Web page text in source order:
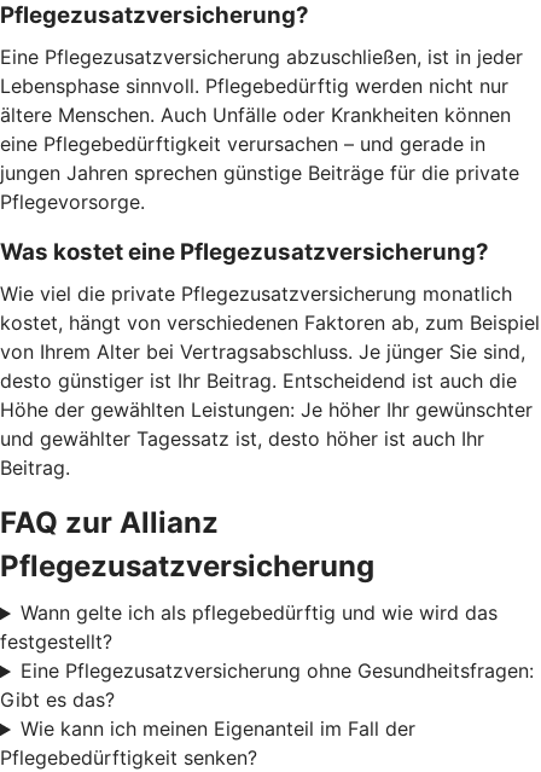
Pflegezusatzversicherung?
Eine Pflegezusatzversicherung abzuschließen, ist in jeder
Lebensphase sinnvoll. Pflegebedürftig werden nicht nur
ältere Menschen. Auch Unfälle oder Krankheiten können
eine Pflegebedürftigkeit verursachen – und gerade in
jungen Jahren sprechen günstige Beiträge für die private
Pflegevorsorge.
Was kostet eine Pflegezusatzversicherung?
Wie viel die private Pflegezusatzversicherung monatlich
kostet, hängt von verschiedenen Faktoren ab, zum Beispiel
von Ihrem Alter bei Vertragsabschluss. Je jünger Sie sind,
desto günstiger ist Ihr Beitrag. Entscheidend ist auch die
Höhe der gewählten Leistungen: Je höher Ihr gewünschter
und gewählter Tagessatz ist, desto höher ist auch Ihr
Beitrag.
FAQ zur Allianz
Pflegezusatzversicherung
Wann gelte ich als pflegebedürftig und wie wird das
festgestellt?
Eine Pflegezusatzversicherung ohne Gesundheitsfragen:
Gibt es das?
Wie kann ich meinen Eigenanteil im Fall der
Pflegebedürftigkeit senken?